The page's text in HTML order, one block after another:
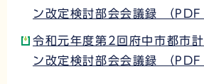
ン改定検討部会会議録 （
令和元年度第2回府中市都市
ン改定検討部会会議録 （